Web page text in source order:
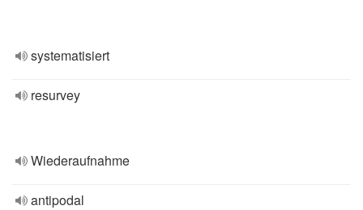
systematisiert
resurvey
Wiederaufnahme
antipodal